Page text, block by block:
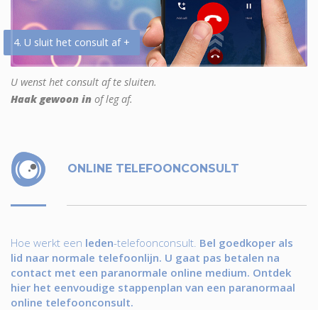
4. U sluit het consult af +
U wenst het consult af te sluiten.
Haak gewoon in of leg af.
ONLINE TELEFOONCONSULT
Hoe werkt een leden-telefoonconsult. Bel goedkoper als
lid naar normale telefoonlijn. U gaat pas betalen na
contact met een paranormale online medium. Ontdek
hier het eenvoudige stappenplan van een paranormaal
online telefoonconsult.